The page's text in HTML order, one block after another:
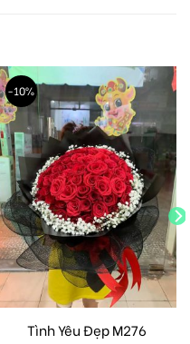
-10%
Tình Yêu Đẹp M276